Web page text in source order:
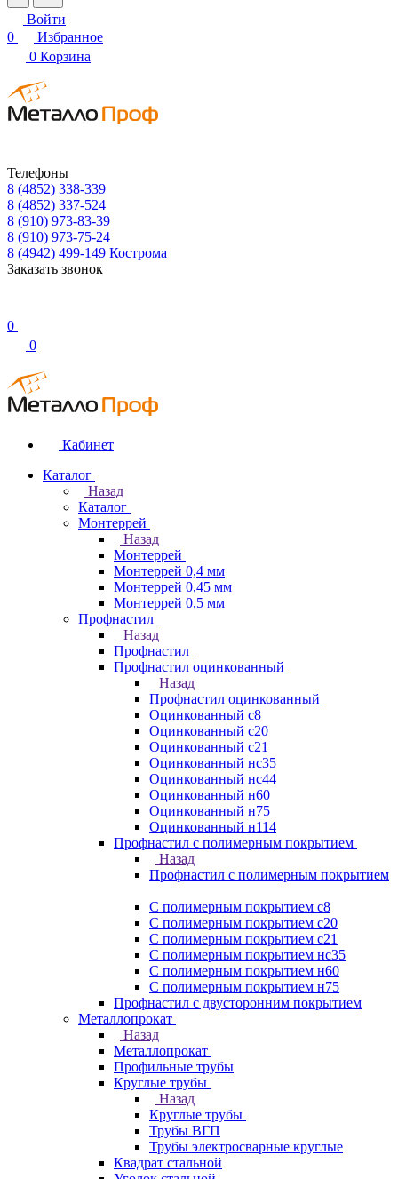
Войти
0
Избранное
0 Корзина
Телефоны
8 (4852) 338-339
8 (4852) 337-524
8 (910) 973-83-39
8 (910) 973-75-24
8 (4942) 499-149 Кострома
Заказать звонок
0
0
Кабинет
Каталог
Назад
Каталог
Монтеррей
Назад
Монтеррей
Монтеррей 0,4 мм
Монтеррей 0,45 мм
Монтеррей 0,5 мм
Профнастил
Назад
Профнастил
Профнастил оцинкованный
Назад
Профнастил оцинкованный
Оцинкованный с8
Оцинкованный с20
Оцинкованный с21
Оцинкованный нс35
Оцинкованный нс44
Оцинкованный н60
Оцинкованный н75
Оцинкованный н114
Профнастил с полимерным покрытием
Назад
Профнастил с полимерным покрытием
С полимерным покрытием с8
С полимерным покрытием с20
С полимерным покрытием с21
С полимерным покрытием нс35
С полимерным покрытием н60
С полимерным покрытием н75
Профнастил с двусторонним покрытием
Металлопрокат
Назад
Металлопрокат
Профильные трубы
Круглые трубы
Назад
Круглые трубы
Трубы ВГП
Трубы электросварные круглые
Квадрат стальной